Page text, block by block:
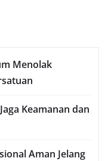
Menolak
Keamanan dan
Aman Jelang